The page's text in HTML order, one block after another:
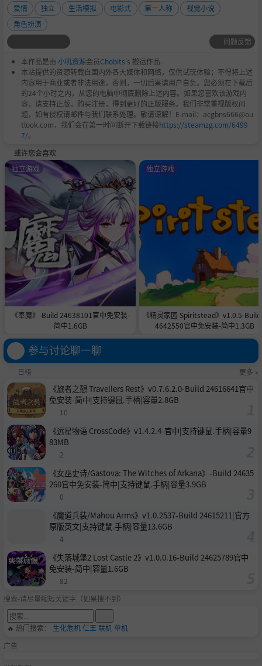
旅途的终点就在眼前；当下的选择，也是决定你未来人生伴
侣的归属！
一条别出心裁的故事线。在这个平行时空里，你将拥有重新
审视过去、体验不同人生的机会。
那些曾在故事里或你心底留下的遗憾，或许能在此找到另一
种解答。是勇敢追寻一闪而过的情愫，还是紧握并肩同行的
友谊？是选择久别重逢的“季节限定”还是常伴左右的“四
季畅销”？你的每一次决定，都会导向独一无二的盛夏结
局。
产品特色
·《盛夏离与合》是一款采用全程第一人称视角的真人模拟
互动影像，让用户完全沉浸在场景互动与真人模拟之中，体
验真实发生在生活中的故事、场景，与心仪的女孩产生沉浸
式恋爱体验。
本作深度联动《完蛋！我被美女包围了！》本体与前传，故
事线正发生在两者中间，起到承前启后的作用。解锁系列隐
藏伏笔，看懂所有角色的过往羁绊，提前解锁正传关键人物
的情感铺垫，让“完蛋宇宙”更完整。老用户能get专属情
怀，新用户能快速代入，轻松上手无压力。
·我们设计了多种故事分支与结局，多条隐藏故事暗线与彩
蛋，支持成就系统，鼓励玩家挖掘和多次体验。你可以做出
最符合本心的选择，使得游戏人生更具多元性。
·全程真人出演，众多精彩拍摄花絮与幕后故事等待挖掘，
揭示演员对角色内心世界的心路刻画，通过女生视角传递恋
爱与相处的绝学！
·人生不止于选择，还能从场景互动中发现后续剧情关键线
索，草蛇灰线，与结局走向息息相关。或许一切都是命中注
定，但有时候勇敢一点就会逆天改命...
你们的结局究竟会怎么样？赶紧踏上旅程，遇见心动，书写
一段属于你的「盛夏篇章」！
关注我们，了解更多动态！！！
B站：完蛋_我被美女包围了
抖音：完蛋！我被美女包围了！
微博：完蛋_我被美女包围了
官方QQ①群：673376231（已满）
官方QQ②群：773989799（已满）
官方QQ③群：906084327（已满）
爱情
独立 生活模拟 电影式 第一人称
视觉小说
角色扮演
问题反馈
本作品是由 小叽资源会员Chobits's 搬运作品.
本站提供的资源转载自国内外各大媒体和网络，仅供试玩体验；不得将上述
内容用于商业或者非法用途，否则，一切后果请用户自负。您必须在下载后
的24个小时之内，从您的电脑中彻底删除上述内容。如果您喜欢该游戏内
容，请支持正版，购买注册，得到更好的正版服务。我们非常重视版权问
题，如有侵权请邮件与我们联系处理。敬请谅解！E-mail：acgbns666@ou
tlook.com，我们会在第一时间断开下载链接https://steamzg.com/6499
7/。
或许您会喜欢
《奉魔》-Build 24638101官中免安装-
简中1.6GB
独立游戏
《精灵家园 Spiritstead》v1.0.5-
4642550官中免安装-简中1.3GB
独立游戏
参与讨论聊一聊
日榜 更多 »
《旅者之憩 Travellers Rest》v0.7.6.2.0-Build 24616641官中
免安装-简中|支持键鼠.手柄|容量2.8GB
10
《远星物语 CrossCode》v1.4.2.4-官中|支持键鼠.手柄|容量9
83MB
2
《女巫史诗/Gastova: The Witches of Arkana》-Build 24635
260官中免安装-简中|支持键鼠.手柄|容量3.9GB
0
《魔道兵装/Mahou Arms》v1.0.2537-Build 24615211|官方
原版英文|支持键鼠.手柄|容量13.6GB
4
《失落城堡2 Lost Castle 2》v1.0.0.16-Build 24625789官中
免安装-简中|容量1.6GB
82
搜索-请尽量缩短关键字（如果搜不到）
🔥 热门搜索： 生化危机仁王联机单机
广告